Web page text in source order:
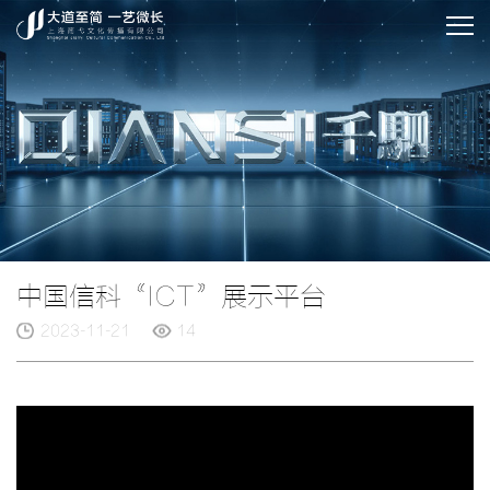
中国信科“ICT”展示平台
2023-11-21 14